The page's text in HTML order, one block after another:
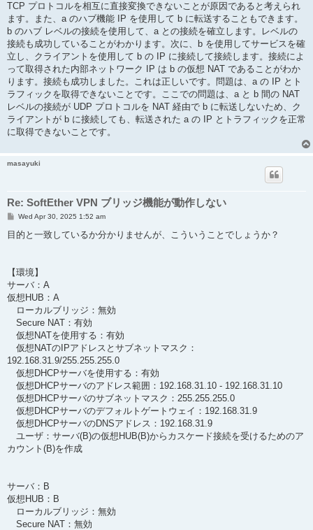
TCP プロトコルを相互に直接変換できないことが原因であると考えられ
ます。また、a のハブ機能 IP を使用して b に転送することもできます。
b のハブ レベルの接続を使用して、a との接続を確立します。レベルの
接続も成功していることがわかります。次に、b を使用してサービスを確
立し、クライアントを使用して b の IP に接続して接続します。接続によ
って取得された内部ネットワーク IP は b の仮想 NAT であることがわか
ります。接続も成功しました。これは正しいです。問題は、a の IP とト
ラフィックを取得できないことです。ここでの問題は、a と b 間の NAT
レベルの接続が UDP プロトコルを NAT 経由で b に転送しないため、ク
ライアントが b に接続しても、転送された a の IP とトラフィックを正常
に取得できないことです。
masayuki
Re: SoftEther VPN ブリッジ機能が動作しない
P
s
t
Wed Apr 30, 2025 1:52 am
目的と一致しているか分かりませんが、こういうことでしょうか？
【環境】
サーバ：A
仮想HUB：A
ローカルブリッジ：無効
Secure NAT：有効
仮想NATを使用する：有効
仮想NATのIPアドレスとサブネットマスク：
192.168.31.9/255.255.255.0
仮想DHCPサーバを使用する：有効
仮想DHCPサーバのアドレス範囲：192.168.31.10 - 192.168.31.10
仮想DHCPサーバのサブネットマスク：255.255.255.0
仮想DHCPサーバのデフォルトゲートウェイ：192.168.31.9
仮想DHCPサーバのDNSアドレス：192.168.31.9
ユーザ：サーバ(B)の仮想HUB(B)からカスケード接続を受けるためのア
カウント(B)を作成
サーバ：B
仮想HUB：B
ローカルブリッジ：無効
Secure NAT：無効